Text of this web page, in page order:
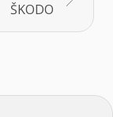
ŠKODO